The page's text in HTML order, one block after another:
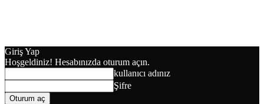
Giriş Yap
Hoşgeldiniz! Hesabınızda oturum açın.
kullanıcı adınız
Şifre